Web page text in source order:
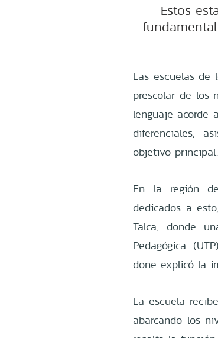
Estos
Las escuelas de
prescolar de los
lenguaje acorde
diferenciales,
objetivo principal.
En la región
dedicados a
Talca, donde
Pedagógica
done explicó la
La escuela
abarcando los